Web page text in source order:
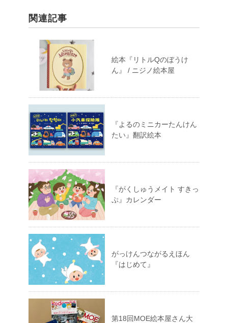
関連記事
絵本『リトルQのぼうけ
ん』 / ニジノ絵本屋
『よるのミニカーたんけん
たい』翻訳絵本
『がくしゅうメイト すきっ
ぷ』カレンダー
がっけんつながるえほん
『はじめて』
第18回MOE絵本屋さん大